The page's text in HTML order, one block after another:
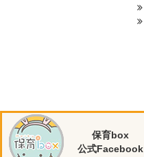
保育box
公式Facebook